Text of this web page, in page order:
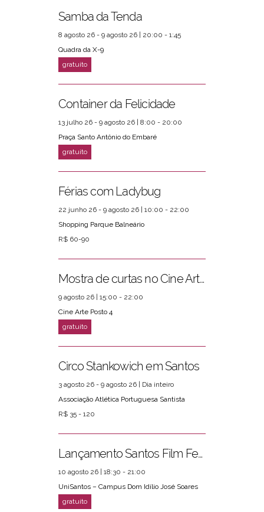
Samba da Tenda
8 agosto 26 - 9 agosto 26 | 20:00 - 1:45
Quadra da X-9
Container da Felicidade
13 julho 26 - 9 agosto 26 | 8:00 - 20:00
Praça Santo Antônio do Embaré
Férias com Ladybug
22 junho 26 - 9 agosto 26 | 10:00 - 22:00
Shopping Parque Balneário
R$ 60-90
Mostra de curtas no Cine Arte Posto 4
9 agosto 26 | 15:00 - 22:00
Cine Arte Posto 4
Circo Stankowich em Santos
3 agosto 26 - 9 agosto 26 | Dia inteiro
Associação Atlética Portuguesa Santista
R$ 35 - 120
Lançamento Santos Film Fest
10 agosto 26 | 18:30 - 21:00
UniSantos – Campus Dom Idílio José Soares